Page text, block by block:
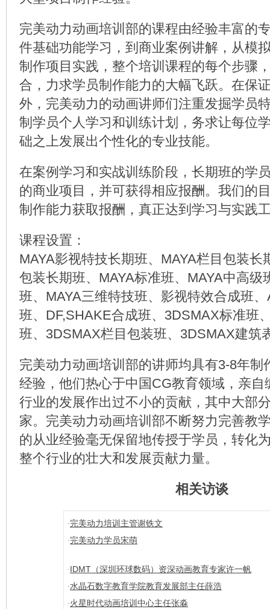
完美动力动画培训部的课程由经验丰富的
件基础功能学习，到商业案例讲解，从模
制作项目实践，整个培训课程的每个步骤
合，力求学员制作能力的大幅飞跃。在保
外，完美动力的动画讲师们注重发掘学员
制学员个人学习和训练计划，务求让每位
础之上发展出个性化的专业技能。
在案例学习和实战训练阶段，长期班的学
的商业项目，并可获得相应报酬。我们的
制作能力获取报酬，真正达到学习与实践
课程设置：
MAYA影视特技长期班、MAYA栏目包装长
包装长期班、MAYA标准班、MAYA中高级
班、MAYA三维特技班、影视特效合成班
班、DF,SHAKE合成班、3DSMAX标准班
班、3DSMAX栏目包装班、3DSMAX建筑
完美动力动画培训部的讲师均具有3-8年制
经验，他们热心于中国CG教育领域，亲自
行业的发展作出过不小的贡献，其中大部
家。完美动力动画培训部不断努力完善教
的从业经验毫无保留地传授于学员，转化
整个行业的壮大和发展贡献力量。
相关访谈
·完美动力培训主管谢铁文
·完美动力学员宋萌
·IDMT（深圳环球数码）资深动画教育专家许一帆
·水晶石数字教育学院教育发展部主任薛浩
·火星时代动画培训中心主任张淼